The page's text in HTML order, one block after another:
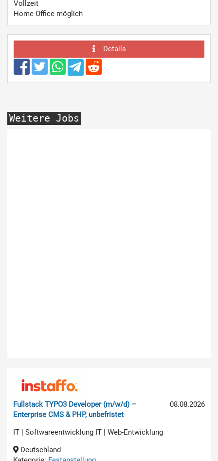
Vollzeit
Home Office möglich
Details
Weitere Jobs
08.08.2026
Fullstack TYPO3 Developer (m/w/d) –
Enterprise CMS & PHP, unbefristet
IT | Softwareentwicklung IT | Web-Entwicklung
Deutschland